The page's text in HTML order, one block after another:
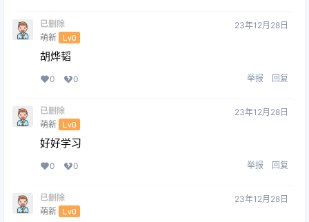
已删除
萌新 Lv0
23年12月28日
胡烨韬
0 0 举报 回复
已删除
萌新 Lv0
23年12月28日
好好学习
0 0 举报 回复
已删除
萌新 Lv0
23年12月28日